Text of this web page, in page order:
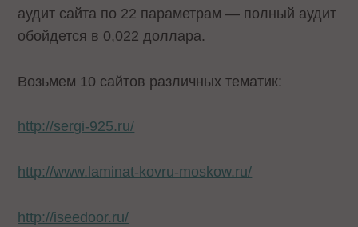
аудит сайта по 22 параметрам — полный аудит
обойдется в 0,022 доллара.
Возьмем 10 сайтов различных тематик:
http://sergi-925.ru/
http://www.laminat-kovru-moskow.ru/
http://iseedoor.ru/